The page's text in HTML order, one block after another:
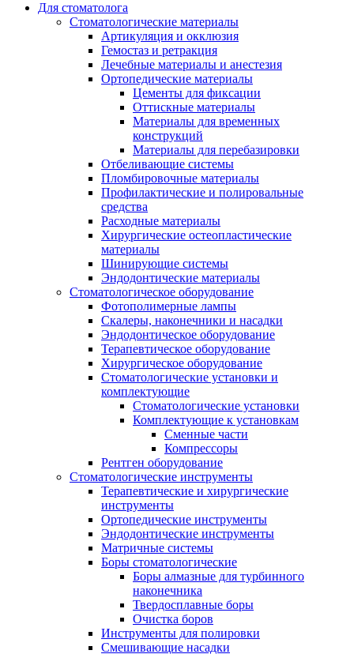
Для стоматолога
Стоматологические материалы
Артикуляция и окклюзия
Гемостаз и ретракция
Лечебные материалы и анестезия
Ортопедические материалы
Цементы для фиксации
Оттискные материалы
Материалы для временных
конструкций
Материалы для перебазировки
Отбеливающие системы
Пломбировочные материалы
Профилактические и полировальные
средства
Расходные материалы
Хирургические остеопластические
материалы
Шинирующие системы
Эндодонтические материалы
Стоматологическое оборудование
Фотополимерные лампы
Скалеры, наконечники и насадки
Эндодонтическое оборудование
Терапевтическое оборудование
Хирургическое оборудование
Стоматологические установки и
комплектующие
Стоматологические установки
Комплектующие к установкам
Сменные части
Компрессоры
Рентген оборудование
Стоматологические инструменты
Терапевтические и хирургические
инструменты
Ортопедические инструменты
Эндодонтические инструменты
Матричные системы
Боры стоматологические
Боры алмазные для турбинного
наконечника
Твердосплавные боры
Очистка боров
Инструменты для полировки
Смешивающие насадки